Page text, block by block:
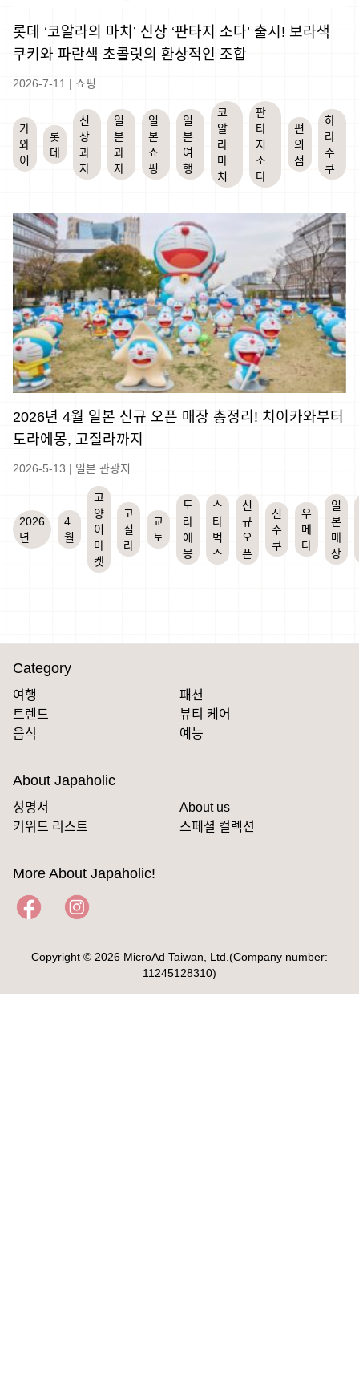
롯데 ‘코알라의 마치’ 신상 ‘판타지 소다’ 출시! 보라색
쿠키와 파란색 초콜릿의 환상적인 조합
2026-7-11 | 쇼핑
가
와
이
롯
데
신
상
과
자
일
본
과
자
일
본
쇼
핑
일
본
여
행
코
알
라
마
치
판
타
지
소
다
편
의
점
하
라
주
쿠
2026년 4월 일본 신규 오픈 매장 총정리! 치이카와부터
도라에몽, 고질라까지
2026-5-13 | 일본 관광지
2026
년
4
월
고
양
이
마
켓
고
질
라
교
토
도
라
에
몽
스
타
벅
스
신
규
오
픈
신
주
쿠
우
메
다
일
본
매
장
Category
여행
패션
트렌드
뷰티 케어
음식
예능
About Japaholic
성명서
About us
키워드 리스트
스페셜 컬렉션
More About Japaholic!
Copyright © 2026 MicroAd Taiwan, Ltd.(Company number:
11245128310)